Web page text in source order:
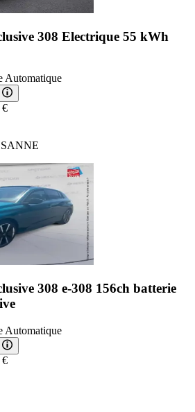
308 Electrique 55 kWh
Automatique
€
308 e-308 156ch batterie
Automatique
€